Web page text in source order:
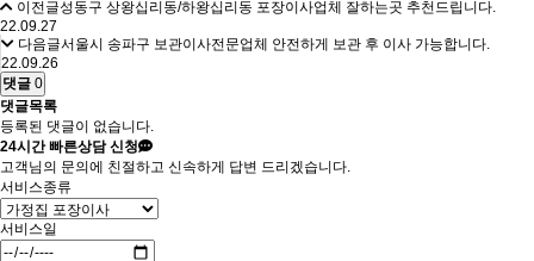
이전글성동구 상왕십리동/하왕십리동 포장이사업체 잘하는곳 추천드립니다.
22.09.27
다음글서울시 송파구 보관이사전문업체 안전하게 보관 후 이사 가능합니다.
22.09.26
댓글 0
댓글목록
등록된 댓글이 없습니다.
24시간빠른상담 신청
고객님의 문의에 친절하고 신속하게 답변 드리겠습니다.
서비스종류
서비스일